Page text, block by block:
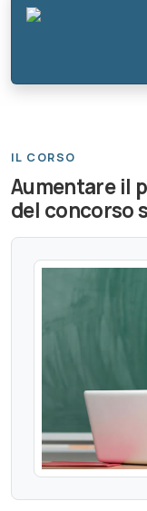
IL CORSO
Aumentare il
del concorso